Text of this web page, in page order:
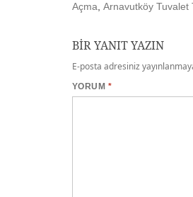
Açma Arnavutköy Tuvalet
BIR YANIT YAZIN
E-posta adresiniz
YORUM *